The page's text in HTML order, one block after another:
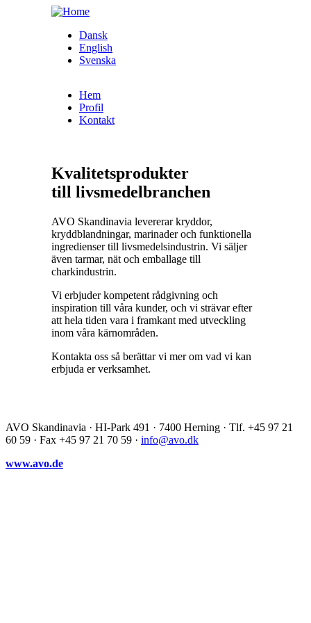
Skip to main content
Dansk
English
Svenska
Hem
Profil
Kontakt
Kvalitetsprodukter
till livsmedelbranchen
AVO Skandinavia levererar kryddor,
kryddblandningar, marinader och funktionella
ingredienser till livsmedelsindustrin. Vi säljer
även tarmar, nät och emballage till
charkindustrin.
Vi erbjuder kompetent rådgivning och
inspiration till våra kunder, och vi strävar efter
att hela tiden vara i framkant med utveckling
inom våra kärnområden.
Kontakta oss så berättar vi mer om vad vi kan
erbjuda er verksamhet.
AVO Skandinavia · HI-Park 491 · 7400 Herning · Tlf. +45 97 21
60 59 · Fax +45 97 21 70 59 · info@avo.dk
www.avo.de